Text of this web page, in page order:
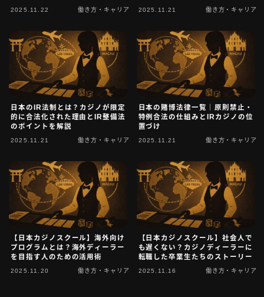
2025.11.22 働き方・キャリア 2025.11.21 働き方・キャリア
日本のIR法制とは？カジノが限定
的に合法化された理由とIR整備法
のポイントを解説
2025.11.21 働き方・キャリア
日本の賭博法律一覧｜原則禁止・
特例合法の仕組みとIRカジノの位
置づけ
2025.11.21 働き方・キャリア
【日本カジノスクール】海外向け
プログラムとは？海外ディーラー
を目指す人のための活用術
2025.11.20 働き方・キャリア
【日本カジノスクール】社会人で
も遅くない？カジノディーラーに
転職した卒業生たちのストーリー
2025.11.16 働き方・キャリア